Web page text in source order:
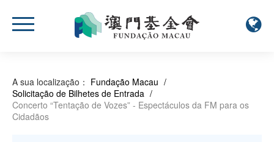
A sua localização： Fundação Macau /
Solicitação de Bilhetes de Entrada /
Concerto “Tentação de Vozes” - Espectáculos da FM para os
Cidadãos